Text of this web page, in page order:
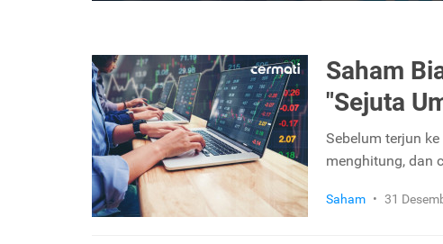
Saham
"Sejuta
Sebelum terjun
menghitung, dan
Saham • 31